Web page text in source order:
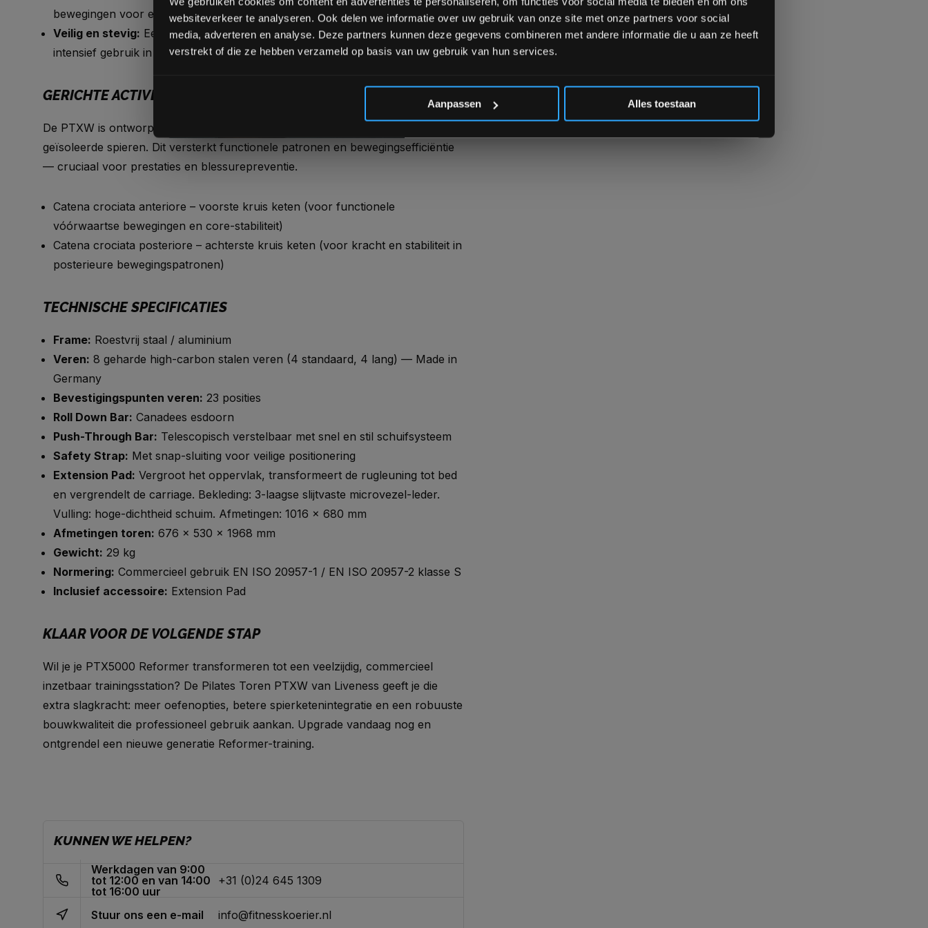
websiteverkeer te analyseren. Ook delen we informatie over uw gebruik van onze site met onze partners voor social
media, adverteren en analyse. Deze partners kunnen deze gegevens combineren met andere informatie die u aan ze heeft
verstrekt of die ze hebben verzameld op basis van uw gebruik van hun services.
Aanpassen Alles toestaan
bewegingen voor efficiëntere workouts.
Veilig en stevig: Eenvoudige, veilige bevestiging aan de Reformer voor
intensief gebruik in studio’s en sportscholen.
GERICHTE ACTIVERING VAN SPIERKETENS
De PTXW is ontworpen om hele spierketens te prikkelen, niet alleen
geïsoleerde spieren. Dit versterkt functionele patronen en bewegingsefficiëntie
— cruciaal voor prestaties en blessurepreventie.
Catena crociata anteriore – voorste kruis keten (voor functionele
vóórwaartse bewegingen en core-stabiliteit)
Catena crociata posteriore – achterste kruis keten (voor kracht en stabiliteit in
posterieure bewegingspatronen)
TECHNISCHE SPECIFICATIES
Frame: Roestvrij staal / aluminium
Veren: 8 geharde high-carbon stalen veren (4 standaard, 4 lang) — Made in
Germany
Bevestigingspunten veren: 23 posities
Roll Down Bar: Canadees esdoorn
Push-Through Bar: Telescopisch verstelbaar met snel en stil schuifsysteem
Safety Strap: Met snap-sluiting voor veilige positionering
Extension Pad: Vergroot het oppervlak, transformeert de rugleuning tot bed
en vergrendelt de carriage. Bekleding: 3-laagse slijtvaste microvezel-leder.
Vulling: hoge-dichtheid schuim. Afmetingen: 1016 × 680 mm
Afmetingen toren: 676 × 530 × 1968 mm
Gewicht: 29 kg
Normering: Commercieel gebruik EN ISO 20957-1 / EN ISO 20957-2 klasse S
Inclusief accessoire: Extension Pad
KLAAR VOOR DE VOLGENDE STAP
Wil je je PTX5000 Reformer transformeren tot een veelzijdig, commercieel
inzetbaar trainingsstation? De Pilates Toren PTXW van Liveness geeft je die
extra slagkracht: meer oefenopties, betere spierketenintegratie en een robuuste
bouwkwaliteit die professioneel gebruik aankan. Upgrade vandaag nog en
ontgrendel een nieuwe generatie Reformer-training.
KUNNEN WE HELPEN?
Werkdagen van 9:00
tot 12:00 en van 14:00
tot 16:00 uur
+31 (0)24 645 1309
Stuur ons een e-mail info@fitnesskoerier.nl
Inschrijven